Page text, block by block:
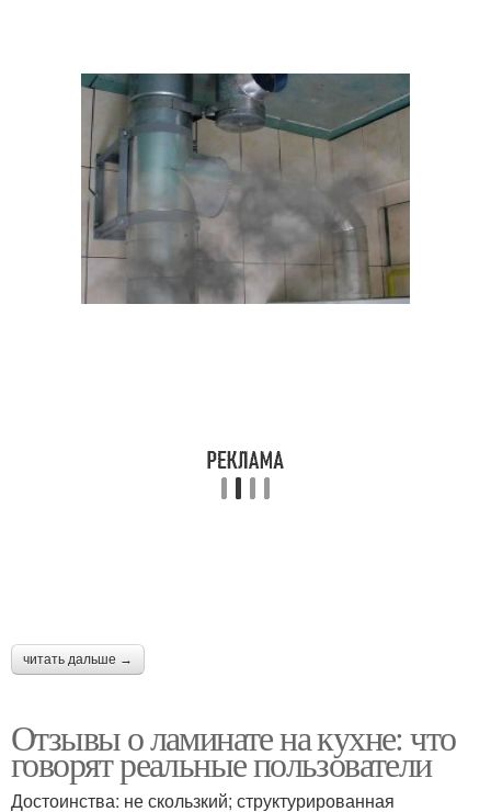
читать дальше →
Отзывы о ламинате на кухне: что
говорят реальные пользователи
Достоинства: не скользкий; структурированная